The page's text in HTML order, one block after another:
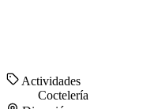
Actividades
Coctelería